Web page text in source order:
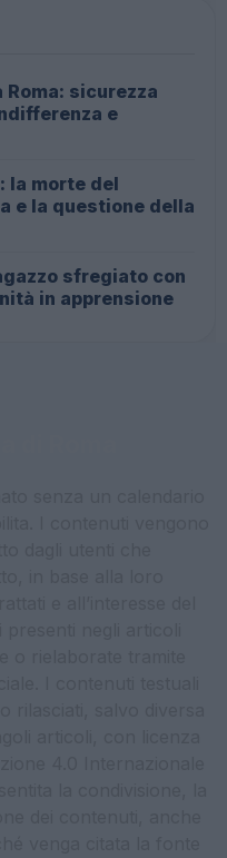
sicurezza
e
la morte del
e la questione della
sfregiato con
in apprensione